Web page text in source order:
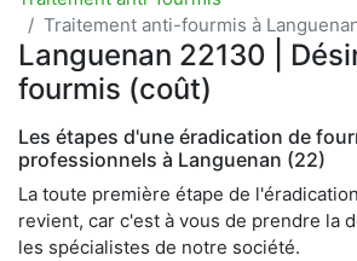
Traitement anti-fourmis à
Languenan 22130 |
fourmis (coût)
Les étapes d'une éradication de
professionnels à Languenan (22)
La toute première étape de
revient, car c'est à vous de prendre la
les spécialistes de notre société.